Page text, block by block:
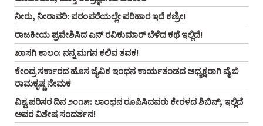
ನೀರು, ನೀರಾವರಿ: ಪರಂಪರೆಯಲ್ಲೇ ಪರಿಹಾರ ಇದೆ ಕಣ್ರೀ!
ರಾಜಕೀಯ ಪ್ರವೇಶಿಸಿದ ಎನ್‌ ರವಿಕುಮಾರ್‌ ಬೆಳೆದ ಕಥೆ ಇಲ್ಲಿದೆ!
ಖಾಸಗಿ ಕಾಲಂ: ನನ್ನ ಮಗನ ಕಲಿವ ತವಕ!
ಕೇಂದ್ರ ಸರ್ಕಾರದ ಹೊಸ ಜೈವಿಕ ಇಂಧನ ಕಾರ್ಯತಂಡದ ಅಧ್ಯಕ್ಷರಾಗಿ ವೈ ಬಿ
ರಾಮಕೃಷ್ಣ ನೇಮಕ
ವಿಶ್ವ ಪರಿಸರ ದಿನ ೨೦೧೫: ಲಾಂಛನ ರೂಪಿಸಿದವರು ಕೇರಳದ ಶಿಬಿನ್‌; ಇಲ್ಲಿದೆ
ಅವರ ವಿಶೇಷ ಸಂದರ್ಶನ!